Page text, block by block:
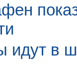
идут в